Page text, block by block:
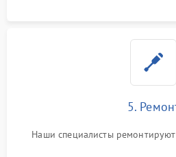
5.
Наши специалисты